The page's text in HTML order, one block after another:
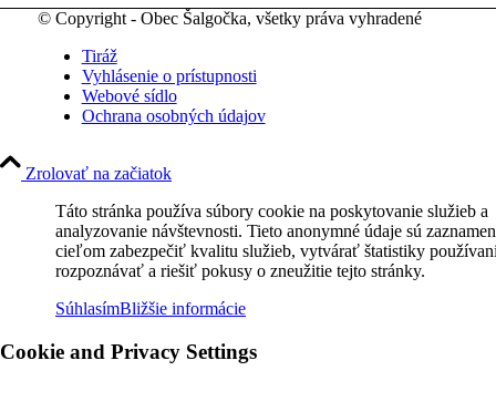
© Copyright - Obec Šalgočka, všetky práva vyhradené
Tiráž
Vyhlásenie o prístupnosti
Webové sídlo
Ochrana osobných údajov
Zrolovať na začiatok
Táto stránka používa súbory cookie na poskytovanie služieb a
analyzovanie návštevnosti. Tieto anonymné údaje sú
cieľom zabezpečiť kvalitu služieb, vytvárať štatistiky
rozpoznávať a riešiť pokusy o zneužitie tejto stránky.
SúhlasímBližšie informácie
Cookie and Privacy Settings